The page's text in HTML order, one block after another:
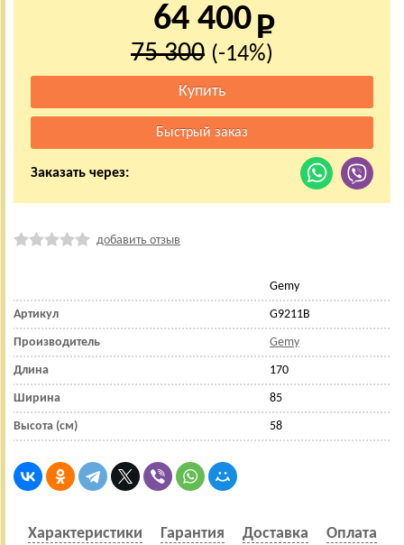
64 400
75 300 (-14%)
Заказать через:
добавить отзыв
Gemy
Артикул G9211B
Производитель Gemy
Длина 170
Ширина 85
Высота (см) 58
Характеристики Гарантия Доставка
Оплата